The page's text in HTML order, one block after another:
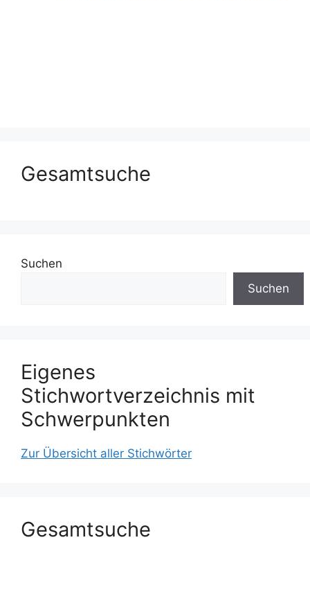
Gesamtsuche
Suchen
Suchen
Eigenes
Stichwortverzeichnis mit
Schwerpunkten
Zur Übersicht aller Stichwörter
Gesamtsuche